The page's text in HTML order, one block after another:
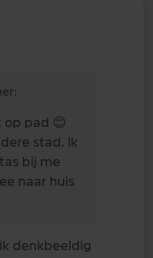
op pad 😊
stad. Ik
bij me
naar huis
denkbeeldig